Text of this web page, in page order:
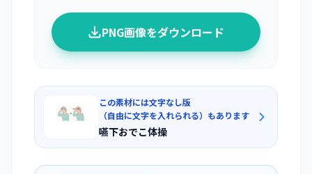
PNG画像をダウンロード
この素材には文字なし版
（自由に文字を入れられる）もあります
嚥下おでこ体操